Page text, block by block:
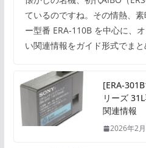
ているのですね。その情熱、
ー型番 ERA-110B を中心に、
い関連情報をガイド形式でま
[ERA-
リーズ
関連情報
2026年2